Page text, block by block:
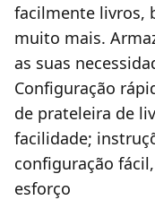
facilmente livros,
muito mais.
as suas
Configuração
de prateleira de
facilidade;
configuração
esforço